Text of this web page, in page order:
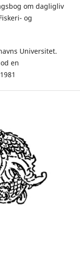
om dagligliv
og
Universitet.
en